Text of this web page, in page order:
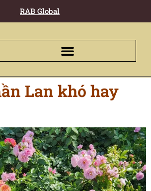
RAB Global
Lan khó hay